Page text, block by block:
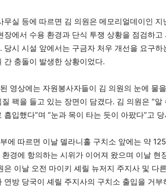
무실 등에 따르면 김 의원은 메모리얼데이인
장에서 수용 환경과 단식 투쟁 상황을 점검하
당시 시설 앞에서는 구금자 처우 개선을 요구
간 충돌이 발생한 상황이었다.
영상에는 자원봉사자들이 김 의원의 눈에 물
팩을 들고 있는 장면이 담겼다. 김 의원은 “
흡입했다”며 “눈과 목이 타는 듯이 아팠다”고
에 따르면 이날 델라니홀 구치소 앞에는 약
경에 항의하는 시위가 이어져 왔으며 이날 현
은 이날 오전 마이키 셰릴 뉴저지 주지사 및 다
연방 당국이 셰릴 주지사의 구치소 출입을 거